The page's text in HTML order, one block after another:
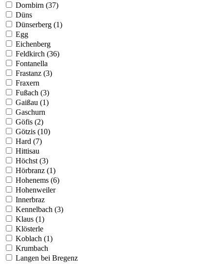
Dornbirn (37)
Düns
Dünserberg (1)
Egg
Eichenberg
Feldkirch (36)
Fontanella
Frastanz (3)
Fraxern
Fußach (3)
Gaißau (1)
Gaschurn
Göfis (2)
Götzis (10)
Hard (7)
Hittisau
Höchst (3)
Hörbranz (1)
Hohenems (6)
Hohenweiler
Innerbraz
Kennelbach (3)
Klaus (1)
Klösterle
Koblach (1)
Krumbach
Langen bei Bregenz